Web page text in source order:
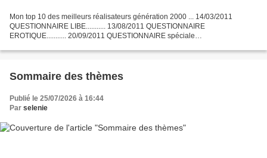
Mon top 10 des meilleurs réalisateurs génération 2000 ... 14/03/2011
QUESTIONNAIRE LIBE........... 13/08/2011 QUESTIONNAIRE
EROTIQUE........... 20/09/2011 QUESTIONNAIRE spéciale
cinéma...........04/11/2011...
Sommaire des thèmes
Publié le 25/07/2026 à 16:44
Par selenie